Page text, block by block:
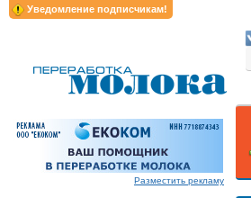
Уведомление подписчикам!
Разместить рекламу